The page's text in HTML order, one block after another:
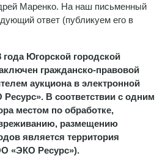
Маренко. На наш письменный
ответ (публикуем его в
года Югорской городской
гражданско-правовой
аукциона в электронной
В соответствии с одним
местом по обработке,
размещению
является территория
«ЭКО Ресурс»).